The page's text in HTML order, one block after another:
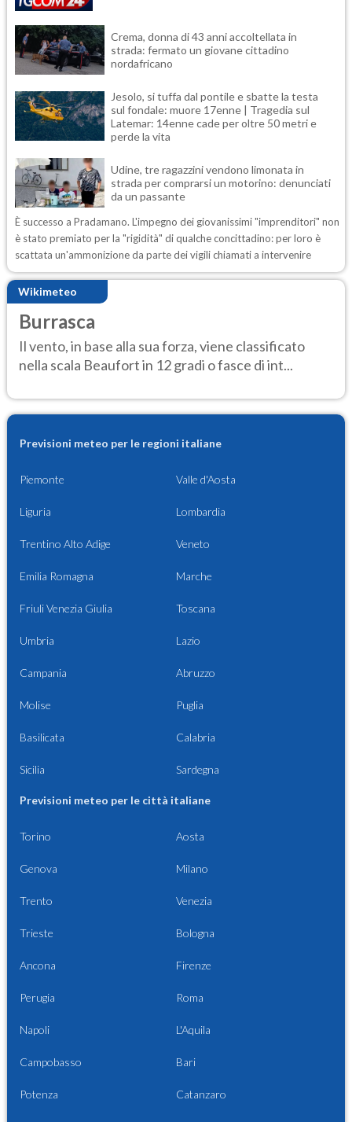
Crema, donna di 43 anni accoltellata in
strada: fermato un giovane cittadino
nordafricano
Jesolo, si tuffa dal pontile e sbatte la testa
sul fondale: muore 17enne | Tragedia sul
Latemar: 14enne cade per oltre 50 metri e
perde la vita
Udine, tre ragazzini vendono limonata in
strada per comprarsi un motorino: denunciati
da un passante
È successo a Pradamano. L'impegno dei giovanissimi "imprenditori" non
è stato premiato per la "rigidità" di qualche concittadino: per loro è
scattata un'ammonizione da parte dei vigili chiamati a intervenire
Wikimeteo
Burrasca
Il vento, in base alla sua forza, viene classificato
nella scala Beaufort in 12 gradi o fasce di int...
Previsioni meteo per le regioni italiane
Piemonte Valle d'Aosta
Liguria Lombardia
Trentino Alto Adige Veneto
Emilia Romagna Marche
Friuli Venezia Giulia Toscana
Umbria Lazio
Campania Abruzzo
Molise Puglia
Basilicata Calabria
Sicilia Sardegna
Previsioni meteo per le città italiane
Torino Aosta
Genova Milano
Trento Venezia
Trieste Bologna
Ancona Firenze
Perugia Roma
Napoli L'Aquila
Campobasso Bari
Potenza Catanzaro